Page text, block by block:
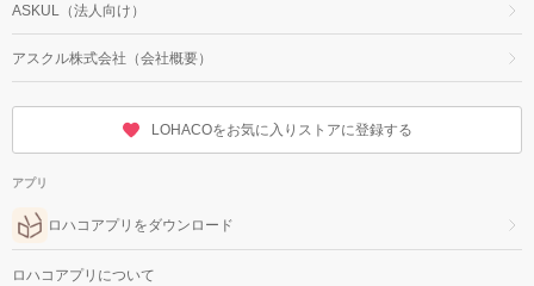
ASKUL（法人向け）
アスクル株式会社（会社概要）
LOHACOをお気に入りストアに登録する
アプリ
ロハコアプリをダウンロード
ロハコアプリについて